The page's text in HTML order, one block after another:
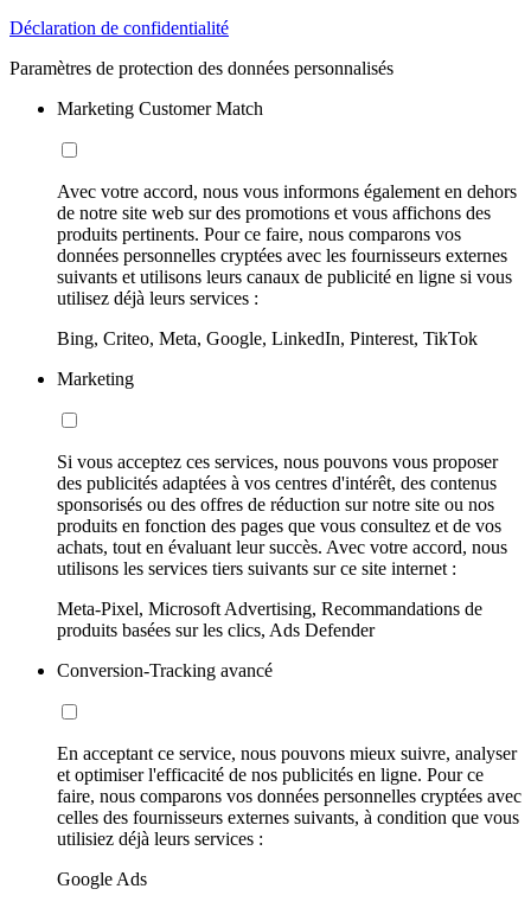
Déclaration de confidentialité
Paramètres de protection des données personnalisés
Marketing Customer Match
Avec votre accord, nous vous informons également en dehors
de notre site web sur des promotions et vous affichons des
produits pertinents. Pour ce faire, nous comparons vos
données personnelles cryptées avec les fournisseurs externes
suivants et utilisons leurs canaux de publicité en ligne si vous
utilisez déjà leurs services :
Bing, Criteo, Meta, Google, LinkedIn, Pinterest, TikTok
Marketing
Si vous acceptez ces services, nous pouvons vous proposer
des publicités adaptées à vos centres d'intérêt, des contenus
sponsorisés ou des offres de réduction sur notre site ou nos
produits en fonction des pages que vous consultez et de vos
achats, tout en évaluant leur succès. Avec votre accord, nous
utilisons les services tiers suivants sur ce site internet :
Meta-Pixel, Microsoft Advertising, Recommandations de
produits basées sur les clics, Ads Defender
Conversion-Tracking avancé
En acceptant ce service, nous pouvons mieux suivre, analyser
et optimiser l'efficacité de nos publicités en ligne. Pour ce
faire, nous comparons vos données personnelles cryptées avec
celles des fournisseurs externes suivants, à condition que vous
utilisiez déjà leurs services :
Google Ads